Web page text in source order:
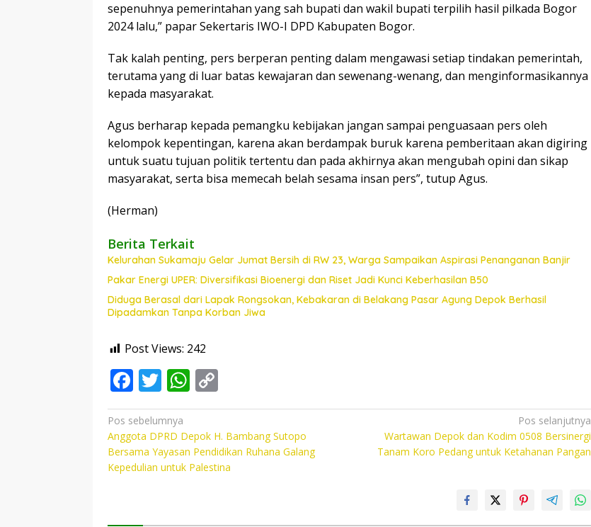
sepenuhnya pemerintahan yang sah bupati dan wakil bupati terpilih hasil pilkada Bogor
2024 lalu,” papar Sekertaris IWO-I DPD Kabupaten Bogor.
Tak kalah penting, pers berperan penting dalam mengawasi setiap tindakan pemerintah,
terutama yang di luar batas kewajaran dan sewenang-wenang, dan menginformasikannya
kepada masyarakat.
Agus berharap kepada pemangku kebijakan jangan sampai penguasaan pers oleh
kelompok kepentingan, karena akan berdampak buruk karena pemberitaan akan digiring
untuk suatu tujuan politik tertentu dan pada akhirnya akan mengubah opini dan sikap
masyarakat, serta bisa memecah belah sesama insan pers”, tutup Agus.
(Herman)
Berita Terkait
Kelurahan Sukamaju Gelar Jumat Bersih di RW 23, Warga Sampaikan Aspirasi Penanganan Banjir
Pakar Energi UPER: Diversifikasi Bioenergi dan Riset Jadi Kunci Keberhasilan B50
Diduga Berasal dari Lapak Rongsokan, Kebakaran di Belakang Pasar Agung Depok Berhasil
Dipadamkan Tanpa Korban Jiwa
Post Views: 242
F
ac
e
b
o
T
w
itt
er
W
h
at
s
A
o
p
y
Li
Navigasi
pos
Pos sebelumnya
Anggota DPRD Depok H. Bambang Sutopo
Bersama Yayasan Pendidikan Ruhana Galang
Kepedulian untuk Palestina
Pos selanjutnya
Wartawan Depok dan Kodim 0508 Bersinergi
Tanam Koro Pedang untuk Ketahanan Pangan